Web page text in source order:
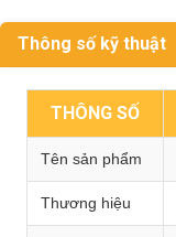
Thông số kỹ thuật
THÔNG SỐ
Tên sản phẩm
Thương hiệu